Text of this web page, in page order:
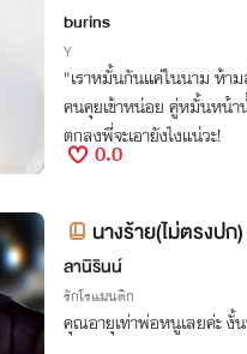
burins
Y
"เราหมั้นกันแค่ในนาม ห้า
คนคุยเข้าหน่อย คู่หมั้นหน้า
ตกลงพี่จะเอายังไงแน่วะ!
0.0
นางร้าย(ไม่ตรงป
ลานิรินน์
รักโรแมนติก
คุณอายุเท่าพ่อหนูเลยค่ะ